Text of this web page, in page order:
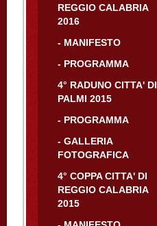
REGGIO CALABRIA
2016
- MANIFESTO
- PROGRAMMA
4° RADUNO CITTA' DI
PALMI 2015
- PROGRAMMA
- GALLERIA
FOTOGRAFICA
4° COPPA CITTA' DI
REGGIO CALABRIA
2015